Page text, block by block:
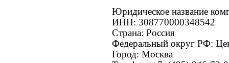
Юридическое название
ИНН: 308770000348542
Страна: Россия
Федеральный округ РФ:
Город: Москва